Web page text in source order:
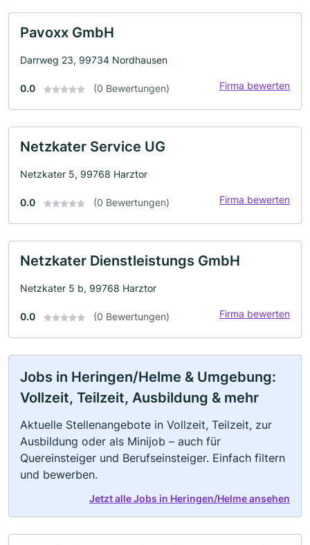
Pavoxx GmbH
Darrweg 23, 99734 Nordhausen
0.0 (0 Bewertungen) Firma bewerten
Netzkater Service UG
Netzkater 5, 99768 Harztor
0.0 (0 Bewertungen) Firma bewerten
Netzkater Dienstleistungs GmbH
Netzkater 5 b, 99768 Harztor
0.0 (0 Bewertungen) Firma bewerten
Jobs in Heringen/Helme & Umgebung:
Vollzeit, Teilzeit, Ausbildung & mehr
Aktuelle Stellenangebote in Vollzeit, Teilzeit, zur
Ausbildung oder als Minijob – auch für
Quereinsteiger und Berufseinsteiger. Einfach filtern
und bewerben.
Jetzt alle Jobs in Heringen/Helme ansehen